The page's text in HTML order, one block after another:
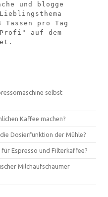
und blogge
pro Tag
auf dem
selbst
Kaffee machen?
Dosierfunktion der Mühle?
Espresso und Filterkaffee?
Milchaufschäumer